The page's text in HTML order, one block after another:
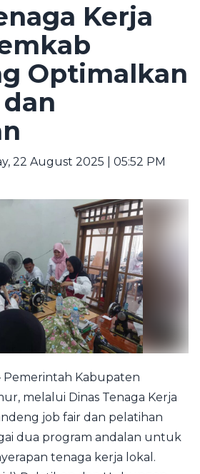
Kerja
Optimalkan
22 August 2025 | 05:52 PM
Pemerintah Kabupaten
melalui Dinas Tenaga Kerja
job fair dan pelatihan
dua program andalan untuk
tenaga kerja lokal.